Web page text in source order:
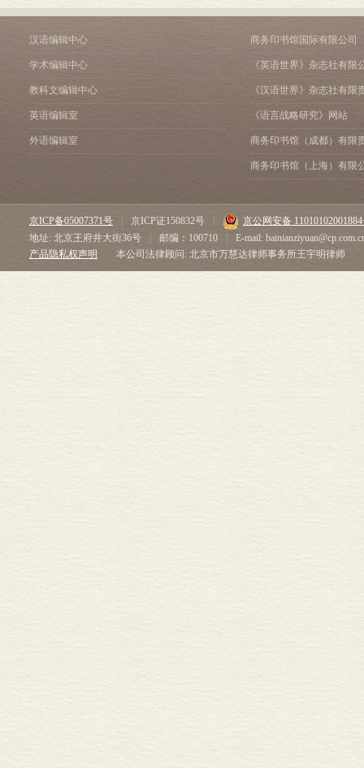
汉语编辑中心
学术编辑中心
教科文编辑中心
英语编辑室
外语编辑室
商务印书馆国际有限公司
《英语世界》杂志社有限
《汉语世界》杂志社有限
《语言战略研究》网站
商务印书馆（成都）有限
商务印书馆（上海）有限
京ICP备05007371号 京ICP证150832号
京公网安备
地址: 北京王府井大街36号
邮编：100710
E-mail:
产品隐私权声明
本公司法律顾问: 北京市万慧达律师事务所王宇明律师